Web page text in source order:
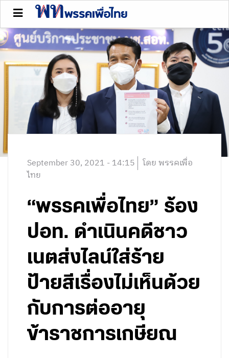
September 30, 2021 - 14:15 โดย พรรคเพื่อ
ไทย
“พรรคเพื่อไทย” ร้อง
ปอท. ดำเนินคดีชาว
เนตส่งไลน์ใส่ร้าย
ป้ายสีเรื่องไม่เห็นด้วย
กับการต่ออายุ
ข้าราชการเกษียณ